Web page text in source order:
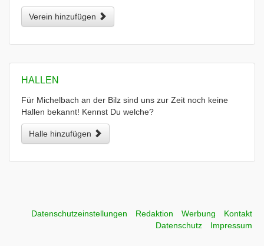
Verein hinzufügen
HALLEN
Für Michelbach an der Bilz sind uns zur Zeit noch keine
Hallen bekannt! Kennst Du welche?
Halle hinzufügen
Datenschutzeinstellungen Redaktion Werbung
Kontakt
Datenschutz
Impressum